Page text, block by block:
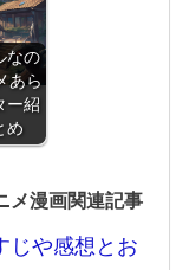
なの
あら
ー紹
め
メ漫画関連記事
じや感想とお